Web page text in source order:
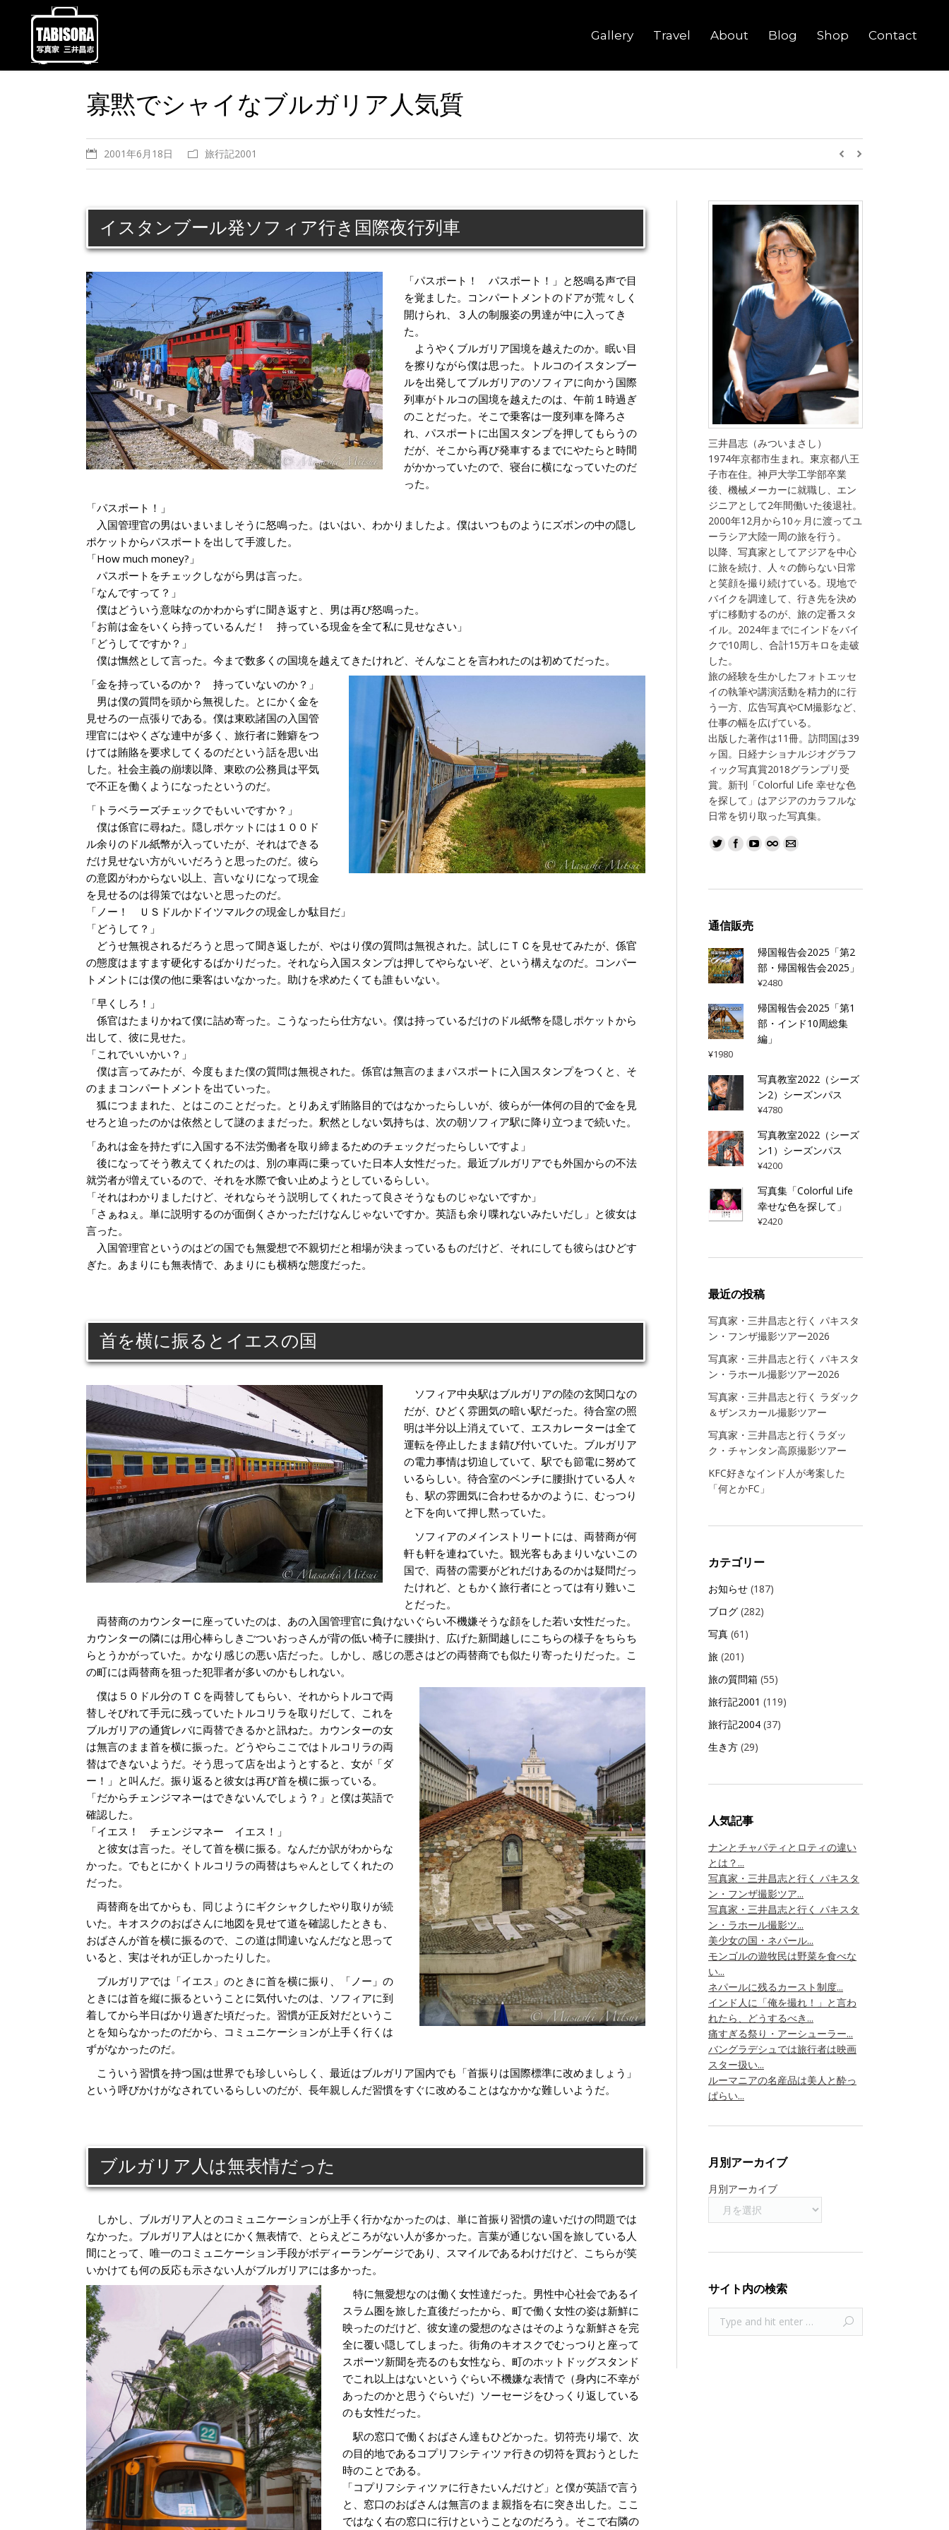
Gallery Travel About Blog Shop Contact
寡黙でシャイなブルガリア人気質
2001年6月18日 旅行記2001
イスタンブール発ソフィア行き国際夜行列車
「パスポート！ パスポート！」と怒鳴る声で目
を覚ました。コンパートメントのドアが荒々しく
開けられ、３人の制服姿の男達が中に入ってき
た。
ようやくブルガリア国境を越えたのか。眠い目
を擦りながら僕は思った。トルコのイスタンブー
ルを出発してブルガリアのソフィアに向かう国際
列車がトルコの国境を越えたのは、午前１時過ぎ
のことだった。そこで乗客は一度列車を降ろさ
れ、パスポートに出国スタンプを押してもらうの
だが、そこから再び発車するまでにやたらと時間
がかかっていたので、寝台に横になっていたのだ
った。
「パスポート！」
入国管理官の男はいまいましそうに怒鳴った。はいはい、わかりましたよ。僕はいつものようにズボンの中の隠し
ポケットからパスポートを出して手渡した。
「How much money?」
パスポートをチェックしながら男は言った。
「なんですって？」
僕はどういう意味なのかわからずに聞き返すと、男は再び怒鳴った。
「お前は金をいくら持っているんだ！ 持っている現金を全て私に見せなさい」
「どうしてですか？」
僕は憮然として言った。今まで数多くの国境を越えてきたけれど、そんなことを言われたのは初めてだった。
「金を持っているのか？ 持っていないのか？」
男は僕の質問を頭から無視した。とにかく金を
見せろの一点張りである。僕は東欧諸国の入国管
理官にはやくざな連中が多く、旅行者に難癖をつ
けては賄賂を要求してくるのだという話を思い出
した。社会主義の崩壊以降、東欧の公務員は平気
で不正を働くようになったというのだ。
「トラベラーズチェックでもいいですか？」
僕は係官に尋ねた。隠しポケットには１００ド
ル余りのドル紙幣が入っていたが、それはできる
だけ見せない方がいいだろうと思ったのだ。彼ら
の意図がわからない以上、言いなりになって現金
を見せるのは得策ではないと思ったのだ。
「ノー！ ＵＳドルかドイツマルクの現金しか駄目だ」
「どうして？」
どうせ無視されるだろうと思って聞き返したが、やはり僕の質問は無視された。試しにＴＣを見せてみたが、係官
の態度はますます硬化するばかりだった。それなら入国スタンプは押してやらないぞ、という構えなのだ。コンパー
トメントには僕の他に乗客はいなかった。助けを求めたくても誰もいない。
「早くしろ！」
係官はたまりかねて僕に詰め寄った。こうなったら仕方ない。僕は持っているだけのドル紙幣を隠しポケットから
出して、彼に見せた。
「これでいいかい？」
僕は言ってみたが、今度もまた僕の質問は無視された。係官は無言のままパスポートに入国スタンプをつくと、そ
のままコンパートメントを出ていった。
狐につままれた、とはこのことだった。とりあえず賄賂目的ではなかったらしいが、彼らが一体何の目的で金を見
せろと迫ったのかは依然として謎のままだった。釈然としない気持ちは、次の朝ソフィア駅に降り立つまで続いた。
「あれは金を持たずに入国する不法労働者を取り締まるためのチェックだったらしいですよ」
後になってそう教えてくれたのは、別の車両に乗っていた日本人女性だった。最近ブルガリアでも外国からの不法
就労者が増えているので、それを水際で食い止めようとしているらしい。
「それはわかりましたけど、それならそう説明してくれたって良さそうなものじゃないですか」
「さぁねぇ。単に説明するのが面倒くさかっただけなんじゃないですか。英語も余り喋れないみたいだし」と彼女は
言った。
入国管理官というのはどの国でも無愛想で不親切だと相場が決まっているものだけど、それにしても彼らはひどす
ぎた。あまりにも無表情で、あまりにも横柄な態度だった。
首を横に振るとイエスの国
ソフィア中央駅はブルガリアの陸の玄関口なの
だが、ひどく雰囲気の暗い駅だった。待合室の照
明は半分以上消えていて、エスカレーターは全て
運転を停止したまま錆び付いていた。ブルガリア
の電力事情は切迫していて、駅でも節電に努めて
いるらしい。待合室のベンチに腰掛けている人々
も、駅の雰囲気に合わせるかのように、むっつり
と下を向いて押し黙っていた。
ソフィアのメインストリートには、両替商が何
軒も軒を連ねていた。観光客もあまりいないこの
国で、両替の需要がどれだけあるのかは疑問だっ
たけれど、ともかく旅行者にとっては有り難いこ
とだった。
両替商のカウンターに座っていたのは、あの入国管理官に負けないぐらい不機嫌そうな顔をした若い女性だった。
カウンターの隣には用心棒らしきごついおっさんが背の低い椅子に腰掛け、広げた新聞越しにこちらの様子をちらち
らとうかがっていた。かなり感じの悪い店だった。しかし、感じの悪さはどの両替商でも似たり寄ったりだった。こ
の町には両替商を狙った犯罪者が多いのかもしれない。
僕は５０ドル分のＴＣを両替してもらい、それからトルコで両
替しそびれて手元に残っていたトルコリラを取りだして、これを
ブルガリアの通貨レバに両替できるかと訊ねた。カウンターの女
は無言のまま首を横に振った。どうやらここではトルコリラの両
替はできないようだ。そう思って店を出ようとすると、女が「ダ
ー！」と叫んだ。振り返ると彼女は再び首を横に振っている。
「だからチェンジマネーはできないんでしょう？」と僕は英語で
確認した。
「イエス！ チェンジマネー イエス！」
と彼女は言った。そして首を横に振る。なんだか訳がわからな
かった。でもとにかくトルコリラの両替はちゃんとしてくれたの
だった。
両替商を出てからも、同じようにギクシャクしたやり取りが続
いた。キオスクのおばさんに地図を見せて道を確認したときも、
おばさんが首を横に振るので、この道は間違いなんだなと思って
いると、実はそれが正しかったりした。
ブルガリアでは「イエス」のときに首を横に振り、「ノー」の
ときには首を縦に振るということに気付いたのは、ソフィアに到
着してから半日ばかり過ぎた頃だった。習慣が正反対だというこ
とを知らなかったのだから、コミュニケーションが上手く行くは
ずがなかったのだ。
こういう習慣を持つ国は世界でも珍しいらしく、最近はブルガリア国内でも「首振りは国際標準に改めましょう」
という呼びかけがなされているらしいのだが、長年親しんだ習慣をすぐに改めることはなかかな難しいようだ。
ブルガリア人は無表情だった
しかし、ブルガリア人とのコミュニケーションが上手く行かなかったのは、単に首振り習慣の違いだけの問題では
なかった。ブルガリア人はとにかく無表情で、とらえどころがない人が多かった。言葉が通じない国を旅している人
間にとって、唯一のコミュニケーション手段がボディーランゲージであり、スマイルであるわけだけど、こちらが笑
いかけても何の反応も示さない人がブルガリアには多かった。
特に無愛想なのは働く女性達だった。男性中心社会であるイ
スラム圏を旅した直後だったから、町で働く女性の姿は新鮮に
映ったのだけど、彼女達の愛想のなさはそのような新鮮さを完
全に覆い隠してしまった。街角のキオスクでむっつりと座って
スポーツ新聞を売るのも女性なら、町のホットドッグスタンド
でこれ以上はないというぐらい不機嫌な表情で（身内に不幸が
あったのかと思うぐらいだ）ソーセージをひっくり返している
のも女性だった。
駅の窓口で働くおばさん達もひどかった。切符売り場で、次
の目的地であるコプリフシティツァ行きの切符を買おうとした
時のことである。
「コプリフシティツァに行きたいんだけど」と僕が英語で言う
と、窓口のおばさんは無言のまま親指を右に突き出した。ここ
ではなく右の窓口に行けということなのだろう。そこで右隣の
三井昌志（みついまさし）
1974年京都市生まれ。東京都八王
子市在住。神戸大学工学部卒業
後、機械メーカーに就職し、エン
ジニアとして2年間働いた後退社。
2000年12月から10ヶ月に渡ってユ
ーラシア大陸一周の旅を行う。
以降、写真家としてアジアを中心
に旅を続け、人々の飾らない日常
と笑顔を撮り続けている。現地で
バイクを調達して、行き先を決め
ずに移動するのが、旅の定番スタ
イル。2024年までにインドをバイ
クで10周し、合計15万キロを走破
した。
旅の経験を生かしたフォトエッセ
イの執筆や講演活動を精力的に行
う一方、広告写真やCM撮影など、
仕事の幅を広げている。
出版した著作は11冊。訪問国は39
ヶ国。日経ナショナルジオグラフ
ィック写真賞2018グランプリ受
賞。新刊「Colorful Life 幸せな色
を探して」はアジアのカラフルな
日常を切り取った写真集。
通信販売
帰国報告会2025「第2
部・帰国報告会2025」
¥2480
帰国報告会2025「第1
部・インド10周総集
編」
¥1980
写真教室2022（シーズ
ン2）シーズンパス
¥4780
写真教室2022（シーズ
ン1）シーズンパス
¥4200
写真集「Colorful Life
幸せな色を探して」
¥2420
最近の投稿
写真家・三井昌志と行く パキスタ
ン・フンザ撮影ツアー2026
写真家・三井昌志と行く パキスタ
ン・ラホール撮影ツアー2026
写真家・三井昌志と行く ラダック
＆ザンスカール撮影ツアー
写真家・三井昌志と行くラダッ
ク・チャンタン高原撮影ツアー
KFC好きなインド人が考案した
「何とかFC」
カテゴリー
お知らせ (187)
ブログ (282)
写真 (61)
旅 (201)
旅の質問箱 (55)
旅行記2001 (119)
旅行記2004 (37)
生き方 (29)
人気記事
ナンとチャパティとロティの違い
とは？...
写真家・三井昌志と行く パキスタ
ン・フンザ撮影ツア...
写真家・三井昌志と行く パキスタ
ン・ラホール撮影ツ...
美少女の国・ネパール...
モンゴルの遊牧民は野菜を食べな
い...
ネパールに残るカースト制度...
インド人に「俺を撮れ！」と言わ
れたら、どうするべき...
痛すぎる祭り・アーシューラー...
バングラデシュでは旅行者は映画
スター扱い...
ルーマニアの名産品は美人と酔っ
ぱらい...
月別アーカイブ
月別アーカイブ
サイト内の検索